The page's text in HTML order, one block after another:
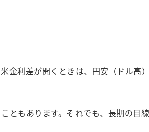
利差が開くときは、円安（ドル高
もあります。それでも、長期の目